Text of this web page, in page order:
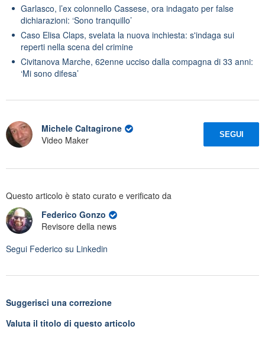
Garlasco, l’ex colonnello Cassese, ora indagato per false
dichiarazioni: ‘Sono tranquillo’
Caso Elisa Claps, svelata la nuova inchiesta: s'indaga sui
reperti nella scena del crimine
Civitanova Marche, 62enne ucciso dalla compagna di 33 anni:
‘Mi sono difesa’
Michele Caltagirone
Video Maker
SEGUI
Questo articolo è stato curato e verificato da
Federico Gonzo
Revisore della news
Segui Federico su Linkedin
Suggerisci una correzione
Valuta il titolo di questo articolo